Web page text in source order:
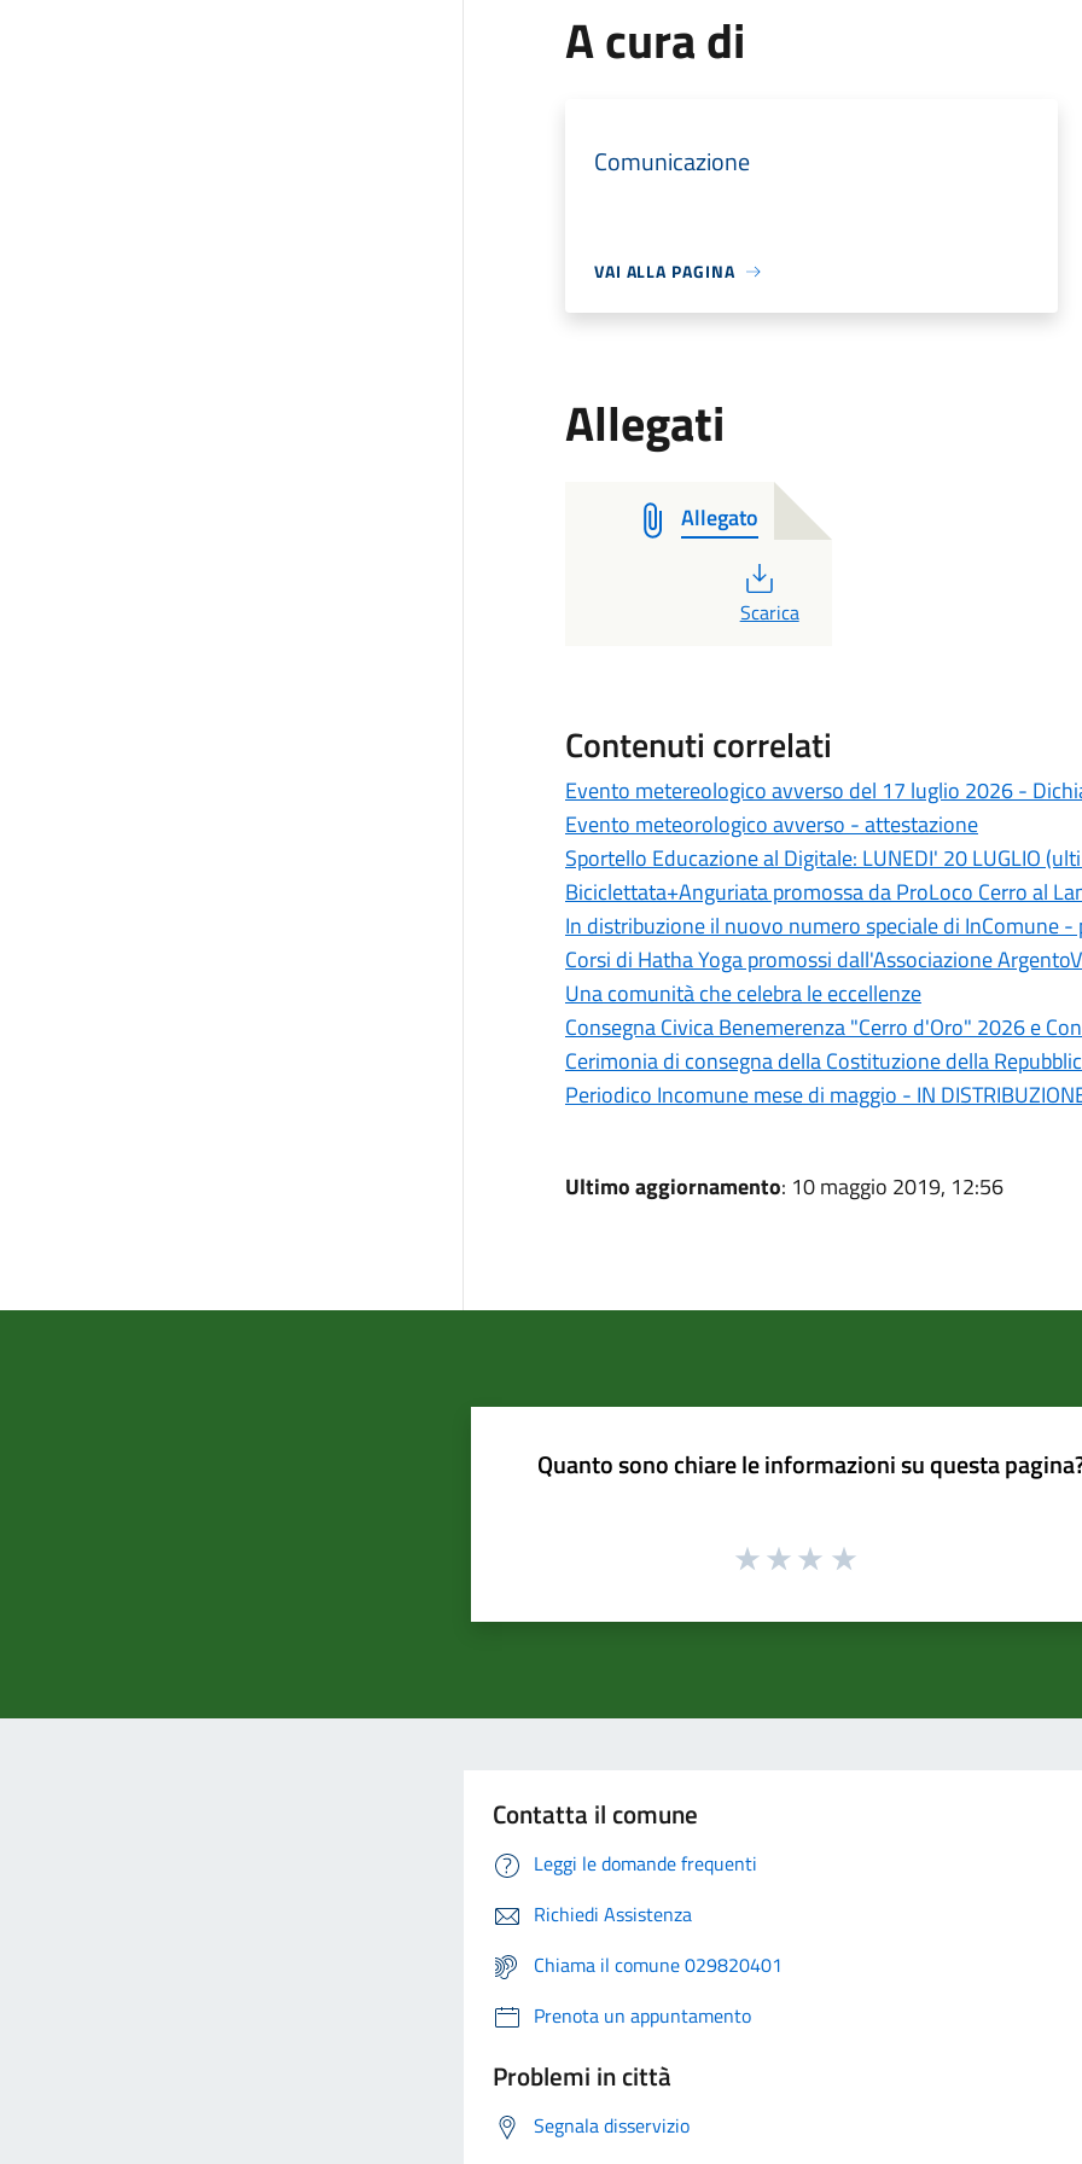
A cura di
Comunicazione
VAI ALLA PAGINA
Allegati
Allegato
PDF
Scarica
Contenuti correlati
Evento metereologico avverso del 17 luglio 2026 -
Evento meteorologico avverso - attestazione
Sportello Educazione al Digitale: LUNEDI' 20 LUGLIO
Biciclettata+Anguriata promossa da ProLoco Cerro al
In distribuzione il nuovo numero speciale di InComune
Corsi di Hatha Yoga promossi dall'Associazione
Una comunità che celebra le eccellenze
Consegna Civica Benemerenza "Cerro d'Oro" 2026 e
Cerimonia di consegna della Costituzione della
Periodico Incomune mese di maggio - IN
Ultimo aggiornamento: 10 maggio 2019, 12:56
Quanto sono chiare le informazioni su questa
Contatta il comune
Leggi le domande frequenti
Richiedi Assistenza
Chiama il comune 029820401
Prenota un appuntamento
Problemi in città
Segnala disservizio